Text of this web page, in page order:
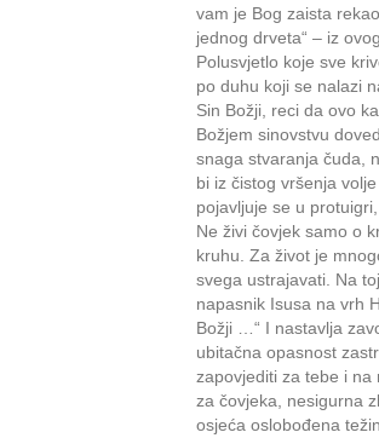
vam je Bog zaista
jednog drveta“ – iz
Polusvjetlo koje sve
po duhu koji se nalazi
Sin Božji, reci da ovo
Božjem sinovstvu
snaga stvaranja čuda,
bi iz čistog vršenja
pojavljuje se u
Ne živi čovjek samo o
kruhu. Za život je
svega ustrajavati. Na
napasnik Isusa na vrh
Božji …“ I nastavlja
ubitačna opasnost
zapovjediti za tebe i na
za čovjeka, nesigurna
osjeća oslobođena